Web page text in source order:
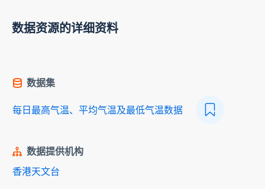
数据资源的详细资料
数据集
每日最高气温、平均气温及最低气温数据
数据提供机构
香港天文台